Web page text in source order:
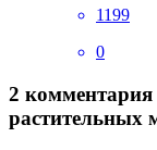
1199
0
2 комментария
растительных